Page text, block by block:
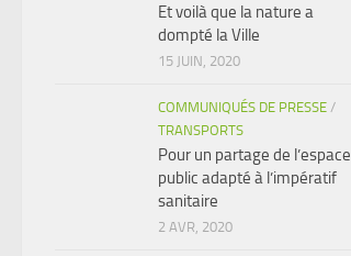
Et voilà que la nature a
dompté la Ville
15 JUIN, 2020
COMMUNIQUÉS DE PRESSE /
TRANSPORTS
Pour un partage de l’espace
public adapté à l’impératif
sanitaire
2 AVR, 2020